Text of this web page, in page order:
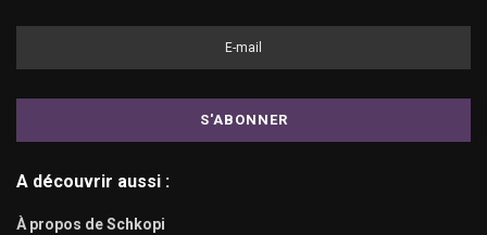
A découvrir aussi :
À propos de Schkopi